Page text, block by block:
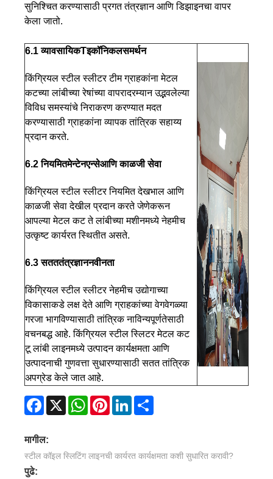
सुनिश्चित करण्यासाठी प्रगत तंत्रज्ञान आणि डिझाइनचा वापर
केला जातो.
6.1 व्यावसायिकTइकॉनिकलसमर्थन
किंग्रियल स्टील स्लीटर टीम ग्राहकांना मेटल
कटच्या लांबीच्या रेषांच्या वापरादरम्यान उद्भवलेल्या
विविध समस्यांचे निराकरण करण्यात मदत
करण्यासाठी ग्राहकांना व्यापक तांत्रिक सहाय्य
प्रदान करते.
6.2 नियमितमेन्टेनएन्सेआणि काळजी सेवा
किंग्रियल स्टील स्लीटर नियमित देखभाल आणि
काळजी सेवा देखील प्रदान करते जेणेकरून
आपल्या मेटल कट ते लांबीच्या मशीनमध्ये नेहमीच
उत्कृष्ट कार्यरत स्थितीत असते.
6.3 सतततंत्रज्ञाननवीनता
किंग्रियल स्टील स्लीटर नेहमीच उद्योगाच्या
विकासाकडे लक्ष देते आणि ग्राहकांच्या वेगवेगळ्या
गरजा भागविण्यासाठी तांत्रिक नाविन्यपूर्णतेसाठी
वचनबद्ध आहे. किंग्रियल स्टील स्लिटर मेटल कट
टू लांबी लाइनमध्ये उत्पादन कार्यक्षमता आणि
उत्पादनाची गुणवत्ता सुधारण्यासाठी सतत तांत्रिक
अपग्रेड केले जात आहे.
Facebook
X WhatsAppPinterestLinkedIn
मागील:
स्टील कॉइल स्लिटिंग लाइनची कार्यरत कार्यक्षमता कशी सुधारित करावी?
पुढे: